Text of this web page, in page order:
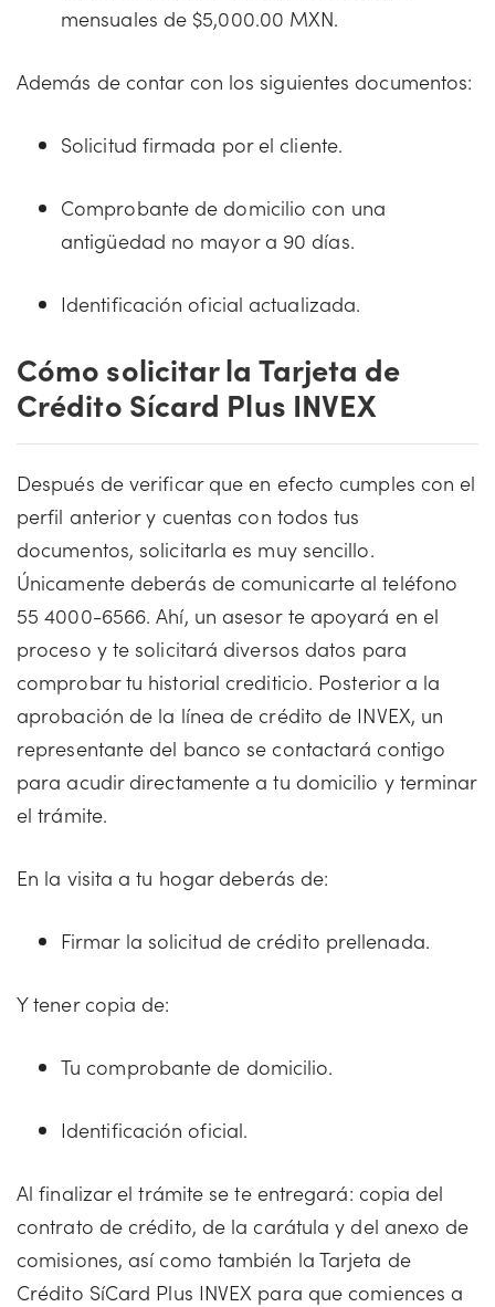
mensuales de $5,000.00 MXN.
Además de contar con los siguientes documentos:
Solicitud firmada por el cliente.
Comprobante de domicilio con una
antigüedad no mayor a 90 días.
Identificación oficial actualizada.
Cómo solicitar la Tarjeta de
Crédito Sícard Plus INVEX
Después de verificar que en efecto cumples con el
perfil anterior y cuentas con todos tus
documentos, solicitarla es muy sencillo.
Únicamente deberás de comunicarte al teléfono
55 4000-6566. Ahí, un asesor te apoyará en el
proceso y te solicitará diversos datos para
comprobar tu historial crediticio. Posterior a la
aprobación de la línea de crédito de INVEX, un
representante del banco se contactará contigo
para acudir directamente a tu domicilio y terminar
el trámite.
En la visita a tu hogar deberás de:
Firmar la solicitud de crédito prellenada.
Y tener copia de:
Tu comprobante de domicilio.
Identificación oficial.
Al finalizar el trámite se te entregará: copia del
contrato de crédito, de la carátula y del anexo de
comisiones, así como también la Tarjeta de
Crédito SíCard Plus INVEX para que comiences a